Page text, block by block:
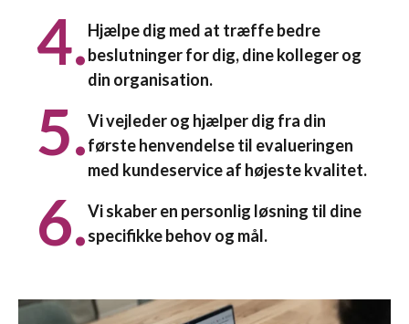
4.Hjælpe dig med at træffe bedre
beslutninger for dig, dine kolleger og
din organisation.
5.Vi vejleder og hjælper dig fra din
første henvendelse til evalueringen
med kundeservice af højeste kvalitet.
6.Vi skaber en personlig løsning til dine
specifikke behov og mål.